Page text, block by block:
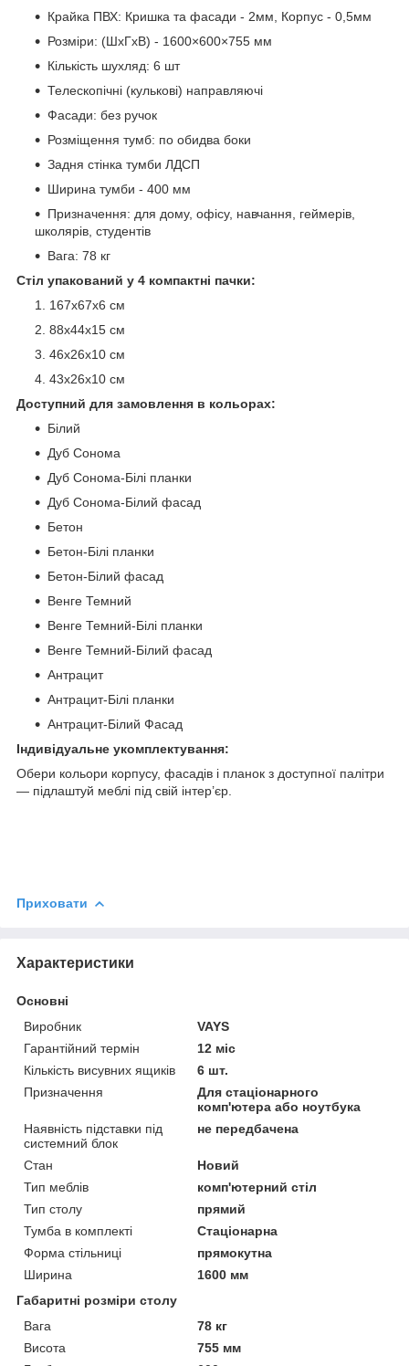
Крайка ПВХ: Кришка та фасади - 2мм, Корпус - 0,5мм
Розміри: (ШхГхВ) - 1600×600×755 мм
Кількість шухляд: 6 шт
Телескопічні (кулькові) направляючі
Фасади: без ручок
Розміщення тумб: по обидва боки
Задня стінка тумби ЛДСП
Ширина тумби - 400 мм
Призначення: для дому, офісу, навчання, геймерів,
школярів, студентів
Вага: 78 кг
Стіл упакований у 4 компактні пачки:
167х67х6 см
88х44х15 см
46х26х10 см
43х26х10 см
Доступний для замовлення в кольорах:
Білий
Дуб Сонома
Дуб Сонома-Білі планки
Дуб Сонома-Білий фасад
Бетон
Бетон-Білі планки
Бетон-Білий фасад
Венге Темний
Венге Темний-Білі планки
Венге Темний-Білий фасад
Антрацит
Антрацит-Білі планки
Антрацит-Білий Фасад
Індивідуальне укомплектування:
Обери кольори корпусу, фасадів і планок з доступної палітри
— підлаштуй меблі під свій інтер’єр.
Приховати
Характеристики
Основні
Виробник
VAYS
Гарантійний термін
12 міс
Кількість висувних ящиків
6 шт.
Призначення
Для стаціонарного
комп'ютера або ноутбука
Наявність підставки під
системний блок
не передбачена
Стан
Новий
Тип меблів
комп'ютерний стіл
Тип столу
прямий
Тумба в комплекті
Стаціонарна
Форма стільниці
прямокутна
Ширина
1600 мм
Габаритні розміри столу
Вага
78 кг
Висота
755 мм